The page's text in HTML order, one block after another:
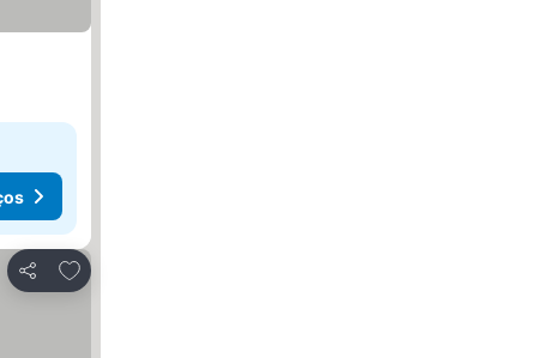
Partilhar
Adicionar aos favoritos